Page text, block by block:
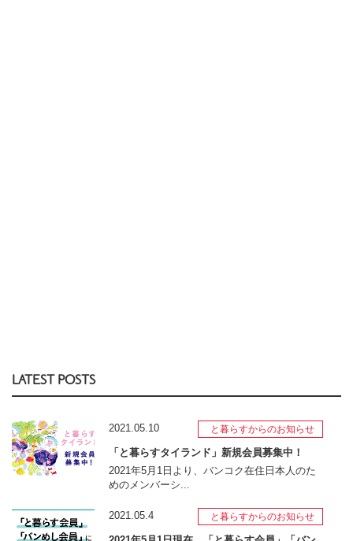
LATEST POSTS
2021.05.10 と暮らすからのお知らせ
「と暮らすタイランド」新規会員募集中！
2021年5月1日より、バンコク在住日本人のた
めのメンバーシ...
2021.05.4 と暮らすからのお知らせ